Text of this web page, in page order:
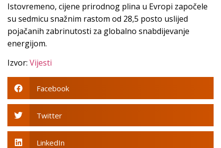
Istovremeno, cijene prirodnog plina u Evropi započele
su sedmicu snažnim rastom od 28,5 posto uslijed
pojačanih zabrinutosti za globalno snabdijevanje
energijom.
Izvor: Vijesti
Facebook
Twitter
LinkedIn